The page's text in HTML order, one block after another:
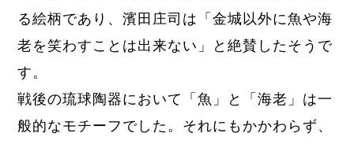
る絵柄であり、濱田庄司は「金城以外に魚や海
老を笑わすことは出来ない 」と絶賛したそうで
す。
戦後の琉球陶器において「魚」と「海老」は一
般的なモチーフでした。それにもかかわらず、